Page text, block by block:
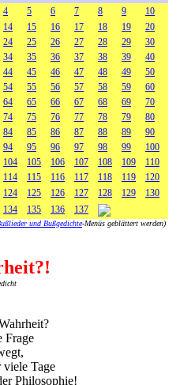
4 5 6 7 8 9
10
14 15 16 17 18 19
20
24 25 26 27 28 29
30
34 35 36 37 38 39
40
44 45 46 47 48 49
50
54 55 56 57 58 59
60
64 65 66 67 68 69
70
74 75 76 77 78 79
80
84 85 86 87 88 89
90
94 95 96 97 98 99
100
104 105 106 107 108 109
110
114 115 116 117 118 119
120
124 125 126 127 128 129
130
134 135 136 137
und Bußgedichte-Menüs geblättert werden)
Frage
viele Tage
Philosophie!